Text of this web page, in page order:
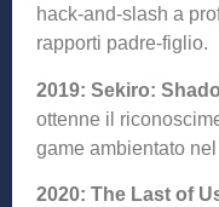
hack-and-slash a
rapporti padre-figlio.
2019: Sekiro:
ottenne il
game ambientato
2020: The Last of Us